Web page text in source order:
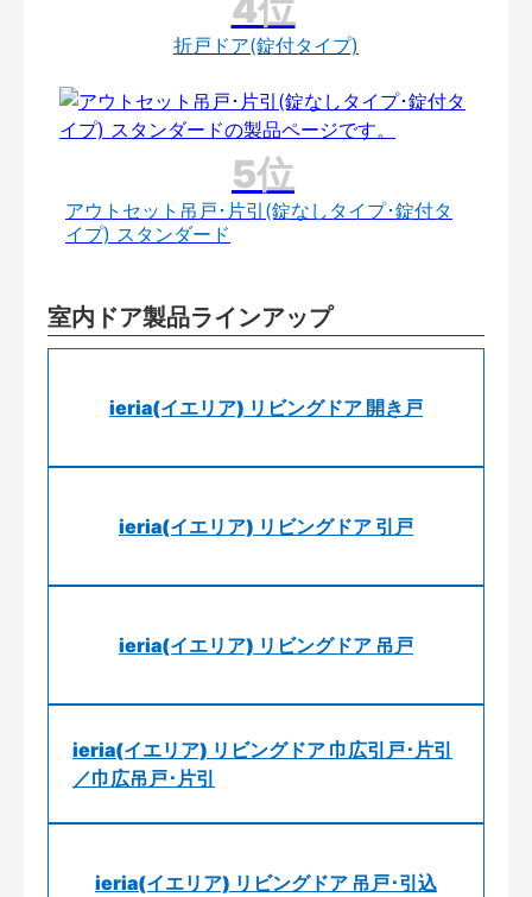
折戸ドア(錠付タイプ)
アウトセット吊戸･片引(錠なしタイプ･錠付タ
イプ) スタンダード
室内ドア製品ラインアップ
ieria(イエリア) リビングドア 開き戸
ieria(イエリア) リビングドア 引戸
ieria(イエリア) リビングドア 吊戸
ieria(イエリア) リビングドア 巾広引戸･片引
／巾広吊戸･片引
ieria(イエリア) リビングドア 吊戸･引込